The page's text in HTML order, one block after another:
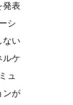
発表
シ
ない
ルケ
ュ
ンが